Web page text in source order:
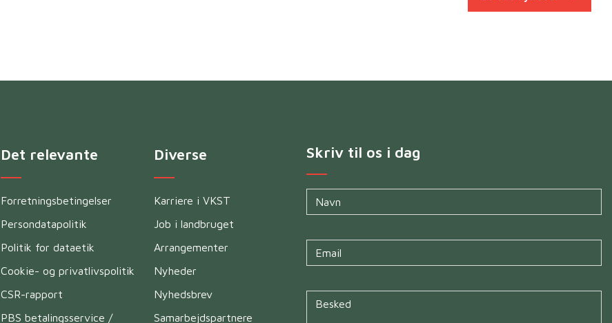
Det relevante
Forretningsbetingelser
Persondatapolitik
Politik for dataetik
Cookie- og privatlivspolitik
CSR-rapport
PBS betalingsservice /
Diverse
Karriere i VKST
Job i landbruget
Arrangementer
Nyheder
Nyhedsbrev
Samarbejdspartnere
Skriv til os i dag
Navn*
Untitled*
Untitled*